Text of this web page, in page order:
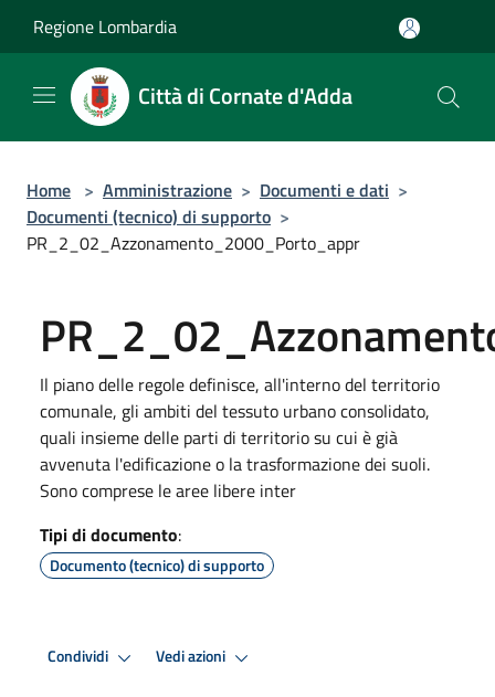
Regione Lombardia
Città di Cornate d'Adda
Home > Amministrazione > Documenti e dati >
Documenti (tecnico) di supporto >
PR_2_02_Azzonamento_2000_Porto_appr
Il piano delle regole definisce, all'interno del territorio
comunale, gli ambiti del tessuto urbano consolidato,
quali insieme delle parti di territorio su cui è già
avvenuta l'edificazione o la trasformazione dei suoli.
Sono comprese le aree libere inter
Tipi di documento:
Documento (tecnico) di supporto
Condividi Vedi azioni